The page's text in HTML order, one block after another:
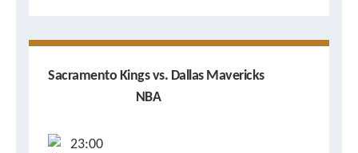
Sacramento Kings vs. Dallas Mavericks
NBA
23:00